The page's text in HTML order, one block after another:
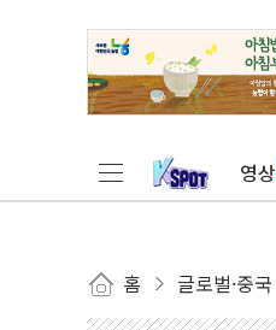
영상
홈 글로벌·중국